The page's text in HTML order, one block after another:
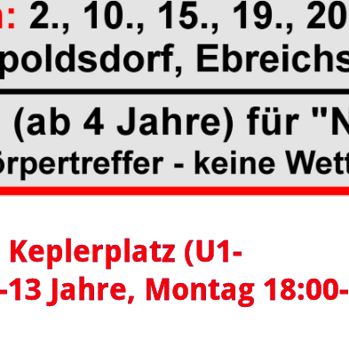
(U1-
Jahre, Montag 18:00-